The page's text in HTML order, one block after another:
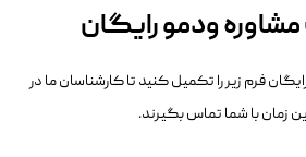
ودمو رایگان
فرم زیر را تکمیل کنید تا کارشناسان ما در
زمان با شما تماس بگیرند.